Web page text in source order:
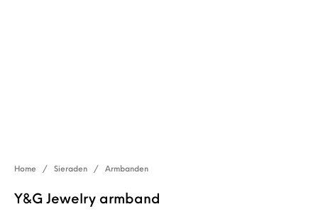
Home / Sieraden / Armbanden
Y&G Jewelry armband